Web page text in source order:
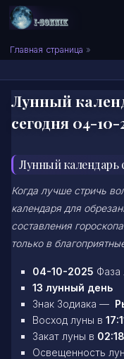
Skip to content
Сонник I-
Главная страница »
Лунный
сегодня 04-10-
Лунный календарь
Когда лучше стричь
календаря для
составления
только в
04-10-2025 Фаза
13 лунный день
Знак Зодиака —
Восход луны в
Закат луны в 02:18
Освещенность